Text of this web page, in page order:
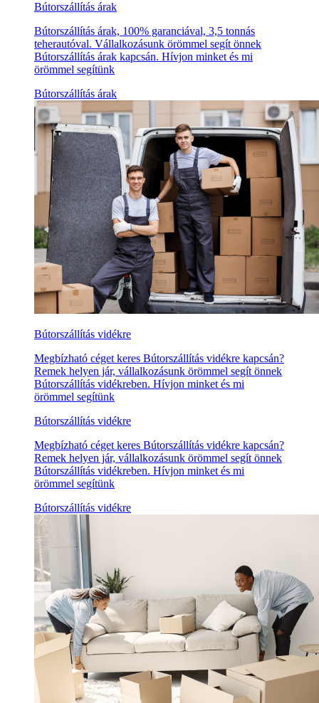
Bútorszállítás árak
Bútorszállítás árak, 100% garanciával, 3,5 tonnás
teherautóval. Vállalkozásunk örömmel segít önnek
Bútorszállítás árak kapcsán. Hívjon minket és mi
örömmel segítünk
Bútorszállítás árak
Bútorszállítás vidékre
Megbízható céget keres Bútorszállítás vidékre kapcsán?
Remek helyen jár, vállalkozásunk örömmel segít önnek
Bútorszállítás vidékreben. Hívjon minket és mi
örömmel segítünk
Bútorszállítás vidékre
Megbízható céget keres Bútorszállítás vidékre kapcsán?
Remek helyen jár, vállalkozásunk örömmel segít önnek
Bútorszállítás vidékreben. Hívjon minket és mi
örömmel segítünk
Bútorszállítás vidékre